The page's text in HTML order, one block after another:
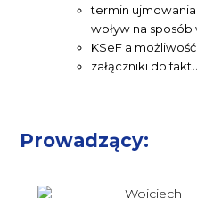
termin
wpływ na sposób
KSeF a
załączniki do
Prowadzący: